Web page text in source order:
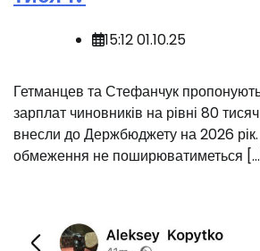
15:12 01.10.25
Гетманцев та Стефанчук
зарплат чиновників на рівні 80
внесли до Держбюджету на 2026
обмеження не поширюватиметься